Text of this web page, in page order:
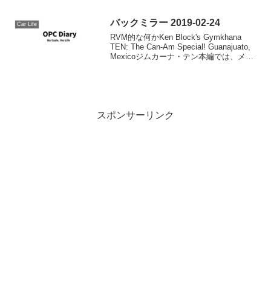
Car Life バックミラー 2019-02-24
RVM的な何かKen Block's Gymkhana
TEN: The Can-Am Special! Guanajuato,
Mexicoジムカーナ・テン本編では、メキ
スポンサーリンク